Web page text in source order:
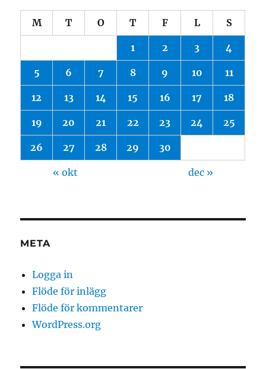
M T O T F L S
1 2 3 4
5 6 7 8 9 10 11
12 13 14 15 16 17 18
19 20 21 22 23 24 25
26 27 28 29 30
« okt dec »
META
Logga in
Flöde för inlägg
Flöde för kommentarer
WordPress.org